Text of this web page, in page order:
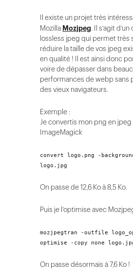
Il existe un projet très
Mozilla Mozjpeg. Il s’agit
lossless jpeg qui permet très
réduire la taille de vos jpeg
en qualité ! Il est ainsi donc
voire de dépasser dans
performances de webp sans
des vieux navigateurs.
Exemple :
Je convertis mon png en jpeg
ImageMagick
convert logo.png -
logo.jpg
On passe de 12,6 Ko à 8,5 Ko.
Puis je l’optimise avec
mozjpegtran -outfile
optimise -copy none
On passe désormais à 7,6 Ko !